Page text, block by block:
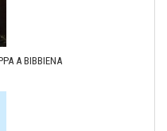
A BIBBIENA